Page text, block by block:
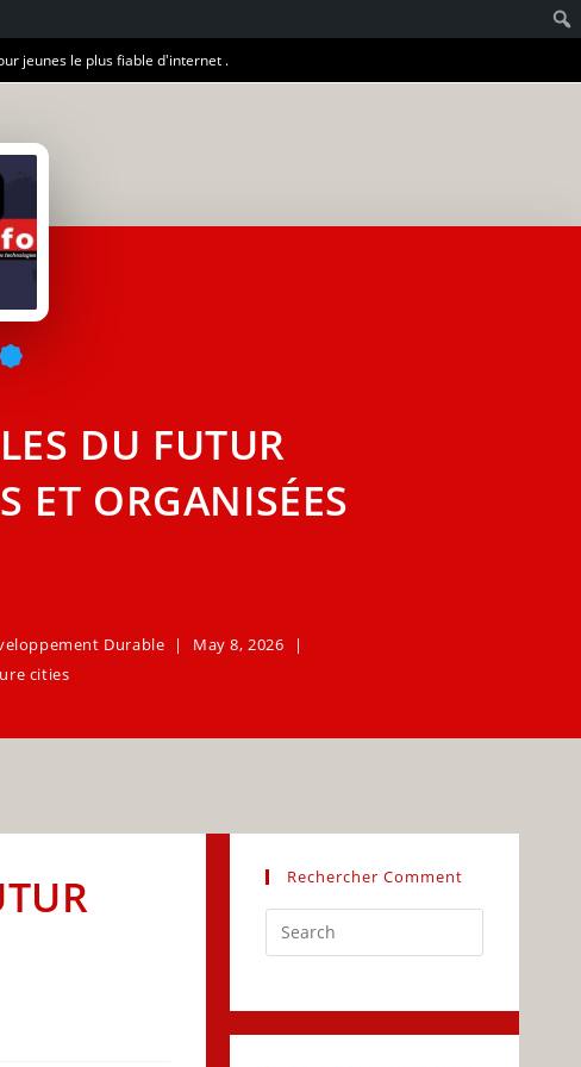
jeunes le plus fiable d'internet .
DU FUTUR
ET ORGANISÉES
Durable
May 8, 2026
cities
Rechercher Comment
Escape
close
the